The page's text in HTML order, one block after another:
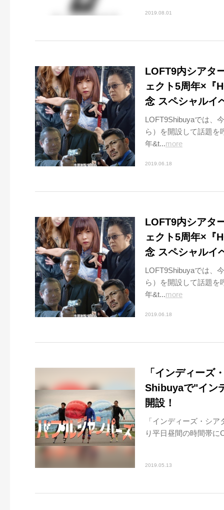
2019.08.01
LOFT9内シアタ
ェクト5周年×『
念 スペシャルイ
LOFT9Shibuyaでは、
ら）を開設して話題を
年&t...more
2019.06.18
LOFT9内シアタ
ェクト5周年×『
念 スペシャルイ
LOFT9Shibuyaでは、
ら）を開設して話題を
年&t...more
2019.06.18
「インディーズ
Shibuyaで"イン
開設！
「インディーズ・シ
り平日昼間の時間帯に
2019.05.13